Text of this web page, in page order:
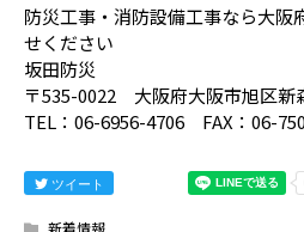
防災工事・消防設備工事なら大阪
せください
坂田防災
〒535-0022 大阪府大阪市旭区新
TEL：06-6956-4706 FAX：06-
ツイート
新着情報